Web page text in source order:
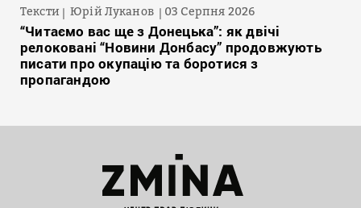
Тексти Юрій Луканов 03 Серпня 2026
“Читаємо вас ще з Донецька”: як двічі
релоковані “Новини Донбасу” продовжують
писати про окупацію та боротися з
пропагандою